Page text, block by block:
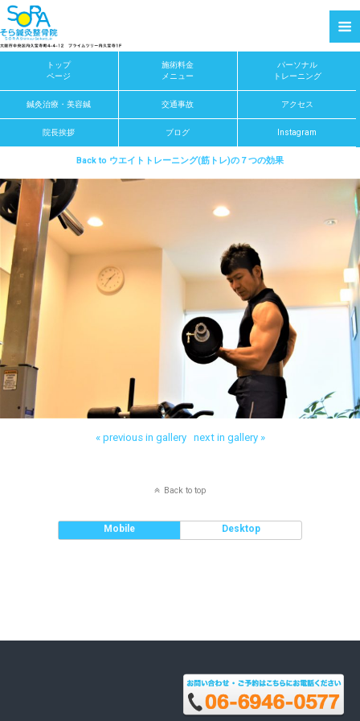
トップ
ページ
施術料金
メニュー
パーソナル
トレーニング
鍼灸治療・美容鍼 交通事故 アクセス
院長挨拶 ブログ Instagram
Back to ウエイトトレーニング(筋トレ)の７つの効果
« previous in gallery next in gallery »
Back to top
Mobile Desktop